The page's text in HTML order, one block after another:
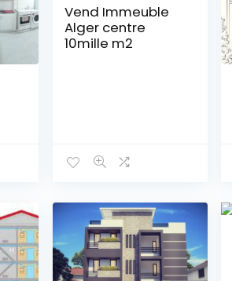
Vend Immeuble
Alger centre
10mille m2